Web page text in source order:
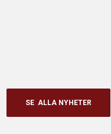
SE ALLA NYHETER